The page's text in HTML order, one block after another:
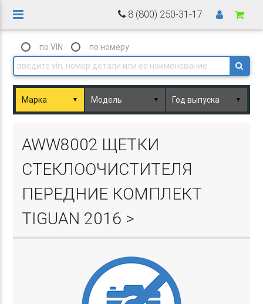
8 (800) 250-31-17
по VIN по номеру
▼ ▼ ▼
AWW8002 ЩЕТКИ
СТЕКЛООЧИСТИТЕЛЯ
ПЕРЕДНИЕ КОМПЛЕКТ
TIGUAN 2016 >